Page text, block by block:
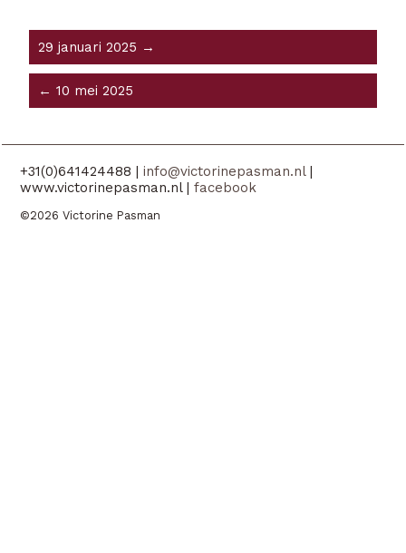
29 januari 2025 →
← 10 mei 2025
+31(0)641424488 |info@victorinepasman.nl|
www.victorinepasman.nl |facebook
©2026 Victorine Pasman